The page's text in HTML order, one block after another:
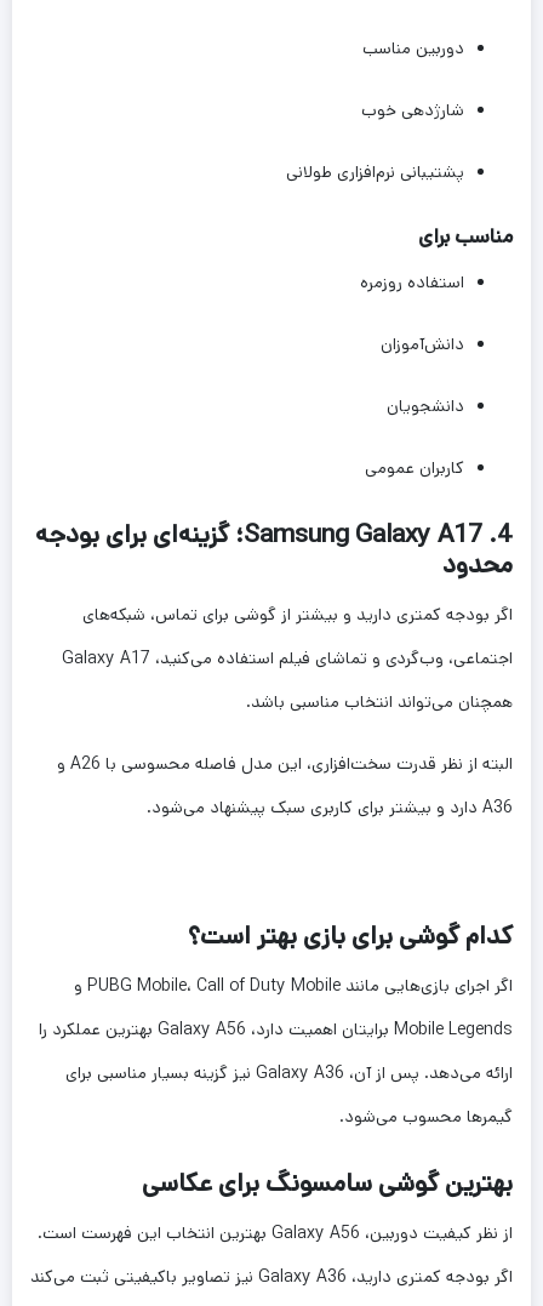
دوربین مناسب
شارژدهی خوب
پشتیبانی نرم‌افزاری طولانی
مناسب برای
استفاده روزمره
دانش‌آموزان
دانشجویان
کاربران عمومی
4. Samsung Galaxy A17؛ گزینه‌ای برای بودجه
محدود
اگر بودجه کمتری دارید و بیشتر از گوشی برای تماس، شبکه‌های
اجتماعی، وب‌گردی و تماشای فیلم استفاده می‌کنید، Galaxy A17
همچنان می‌تواند انتخاب مناسبی باشد.
البته از نظر قدرت سخت‌افزاری، این مدل فاصله محسوسی با A26 و
A36 دارد و بیشتر برای کاربری سبک پیشنهاد می‌شود.
کدام گوشی برای بازی بهتر است؟
اگر اجرای بازی‌هایی مانند PUBG Mobile، Call of Duty Mobile و
Mobile Legends برایتان اهمیت دارد، Galaxy A56 بهترین عملکرد را
ارائه می‌دهد. پس از آن، Galaxy A36 نیز گزینه بسیار مناسبی برای
گیمرها محسوب می‌شود.
بهترین گوشی سامسونگ برای عکاسی
از نظر کیفیت دوربین، Galaxy A56 بهترین انتخاب این فهرست است.
اگر بودجه کمتری دارید، Galaxy A36 نیز تصاویر باکیفیتی ثبت می‌کند